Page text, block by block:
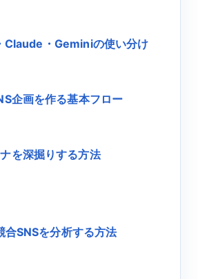
Claude・Geminiの使い分け
企画を作る基本フロー
を深掘りする方法
SNSを分析する方法